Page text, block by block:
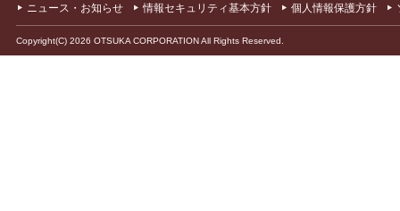
ニュース・お知らせ 情報セキュリティ基本方針 個人情報保護方針
Copyright(C) 2026 OTSUKA CORPORATION All Rights Reserved.